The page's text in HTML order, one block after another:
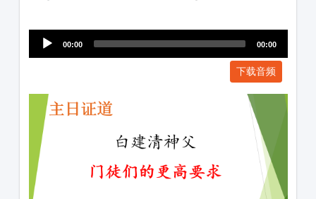
Player
00:00 00:00
下载音频